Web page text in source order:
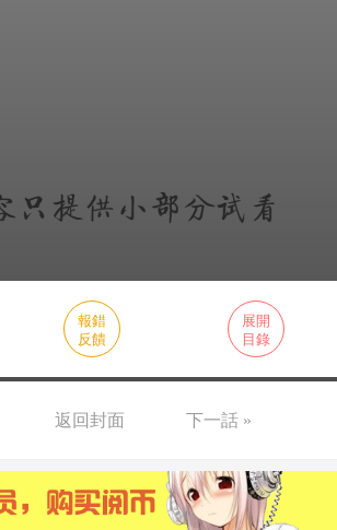
報錯
反饋
展開
目錄
返回封面 下一話 »